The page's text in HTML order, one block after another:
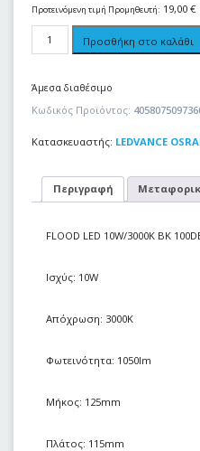
Προτεινόμενη τιμή Προμηθευτή: 19,00 €
Προσθήκη στο καλάθι
Άμεσα διαθέσιμο
Κωδικός Προϊόντος:
Κατασκευαστής: LEDVANCE
Περιγραφή
FLOOD LED 10W/3000K BK
Ισχύς: 10W
Απόχρωση: 3000Κ
Φωτεινότητα: 1050lm
Μήκος: 125mm
Πλάτος: 115mm